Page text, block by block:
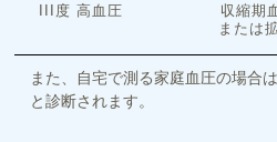
III度 高血圧
収縮期
または
また、自宅で測る家庭血圧の場合
と診断されます。